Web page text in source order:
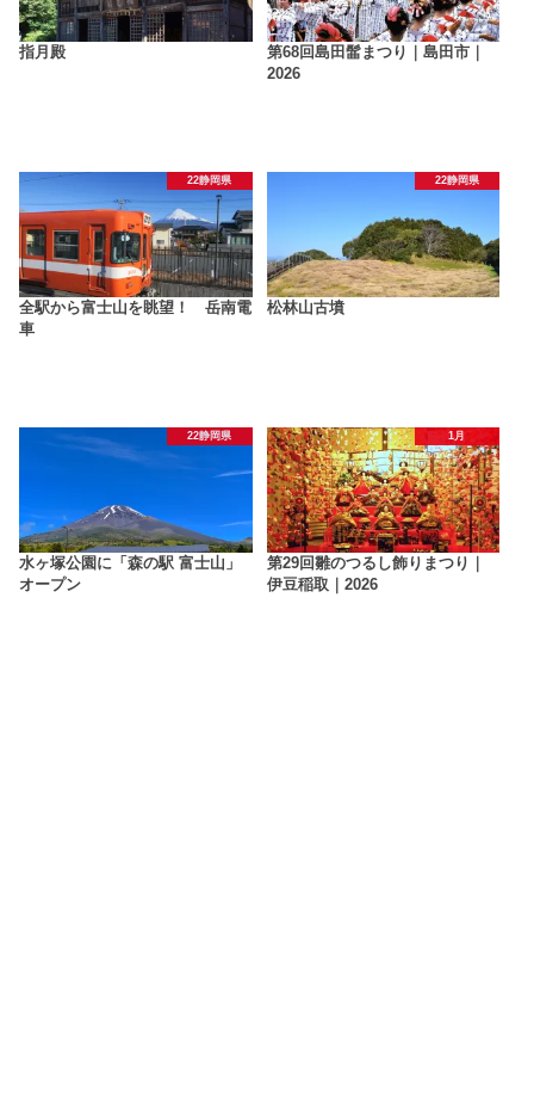
指月殿
第68回島田髷まつり｜島田市｜
2026
22静岡県
全駅から富士山を眺望！ 岳南電
車
22静岡県
松林山古墳
22静岡県
水ヶ塚公園に「森の駅 富士山」
オープン
1月
第29回雛のつるし飾りまつり｜
伊豆稲取｜2026